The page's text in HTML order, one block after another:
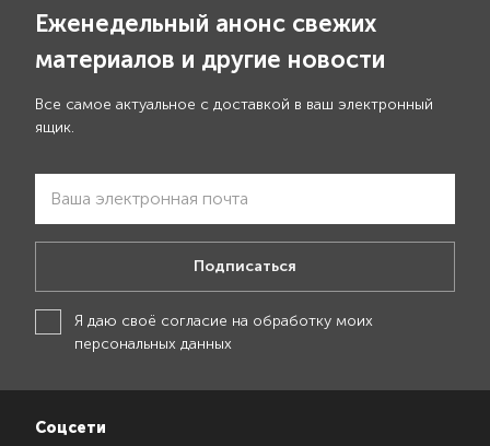
Еженедельный анонс свежих
материалов и другие новости
Все самое актуальное с доставкой в ваш электронный
ящик.
Подписаться
Я даю своё согласие на обработку моих
персональных данных
Соцсети